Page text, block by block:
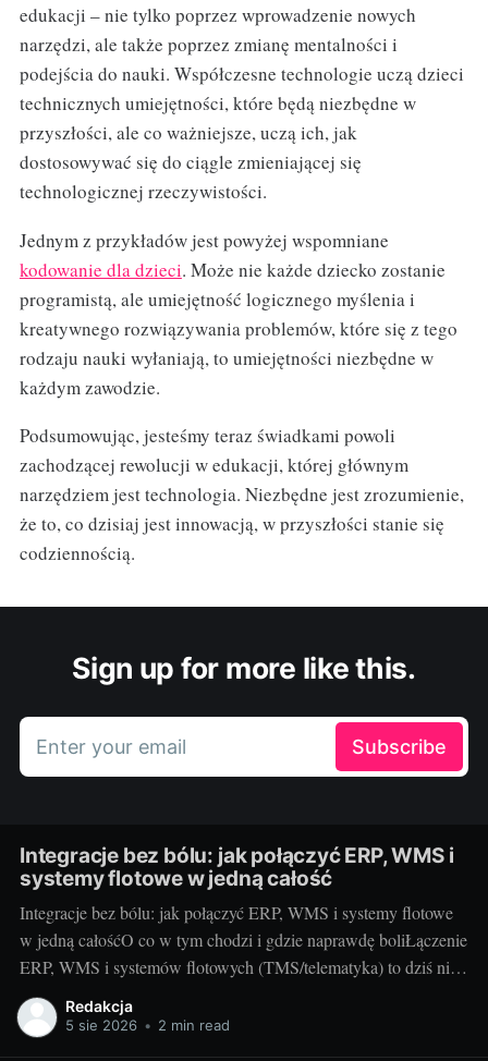
edukacji – nie tylko poprzez wprowadzenie nowych
narzędzi, ale także poprzez zmianę mentalności i
podejścia do nauki. Współczesne technologie uczą dzieci
technicznych umiejętności, które będą niezbędne w
przyszłości, ale co ważniejsze, uczą ich, jak
dostosowywać się do ciągle zmieniającej się
technologicznej rzeczywistości.
Jednym z przykładów jest powyżej wspomniane
kodowanie dla dzieci. Może nie każde dziecko zostanie
programistą, ale umiejętność logicznego myślenia i
kreatywnego rozwiązywania problemów, które się z tego
rodzaju nauki wyłaniają, to umiejętności niezbędne w
każdym zawodzie.
Podsumowując, jesteśmy teraz świadkami powoli
zachodzącej rewolucji w edukacji, której głównym
narzędziem jest technologia. Niezbędne jest zrozumienie,
że to, co dzisiaj jest innowacją, w przyszłości stanie się
codziennością.
Sign up for more like this.
Enter your email Subscribe
Integracje bez bólu: jak połączyć ERP, WMS i
systemy flotowe w jedną całość
Integracje bez bólu: jak połączyć ERP, WMS i systemy flotowe
w jedną całośćO co w tym chodzi i gdzie naprawdę boliŁączenie
ERP, WMS i systemów flotowych (TMS/telematyka) to dziś nie
fanaberia, tylko warunek płynnej logistyki. Chodzi o to, by
zamówienie z ERP automatycznie wywołało ruch w magazynie,
Redakcja
5 sie 2026 • 2 min read